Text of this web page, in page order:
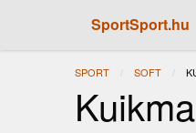
SportSport.hu
SPORT SOFT